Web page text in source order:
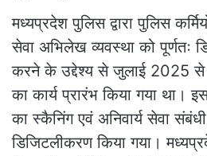
मध्यप्रदेश पुलिस द्वारा पुलिस
सेवा अभिलेख व्यवस्था को पूर्णतः
करने के उद्देश्य से जुलाई 2025 से
का कार्य प्रारंभ किया गया था।
का स्कैनिंग एवं अनिवार्य सेवा
डिजिटलीकरण किया गया।